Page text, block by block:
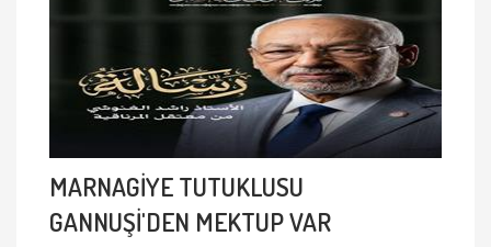
MARNAGİYE TUTUKLUSU
GANNUŞİ'DEN MEKTUP VAR